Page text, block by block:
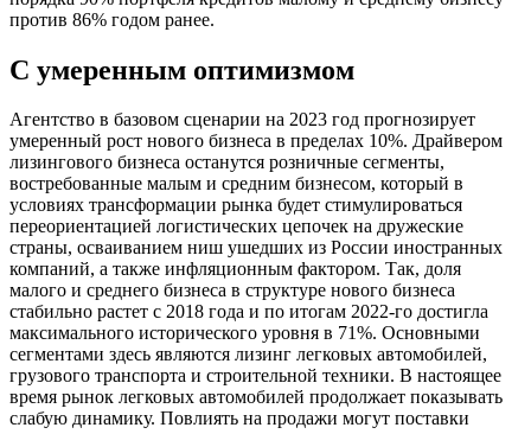
против 86% годом ранее.
С умеренным оптимизмом
Агентство в базовом сценарии на 2023 год прогнозирует
умеренный рост нового бизнеса в пределах 10%. Драйвером
лизингового бизнеса останутся розничные сегменты,
востребованные малым и средним бизнесом, который в
условиях трансформации рынка будет стимулироваться
переориентацией логистических цепочек на дружеские
страны, осваиванием ниш ушедших из России иностранных
компаний, а также инфляционным фактором. Так, доля
малого и среднего бизнеса в структуре нового бизнеса
стабильно растет с 2018 года и по итогам 2022-го достигла
максимального исторического уровня в 71%. Основными
сегментами здесь являются лизинг легковых автомобилей,
грузового транспорта и строительной техники. В настоящее
время рынок легковых автомобилей продолжает показывать
слабую динамику. Повлиять на продажи могут поставки